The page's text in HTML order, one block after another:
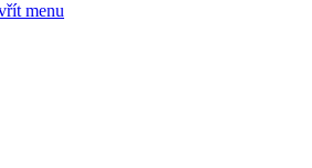
menu